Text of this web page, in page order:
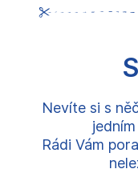
Nevíte si s
Rádi Vám